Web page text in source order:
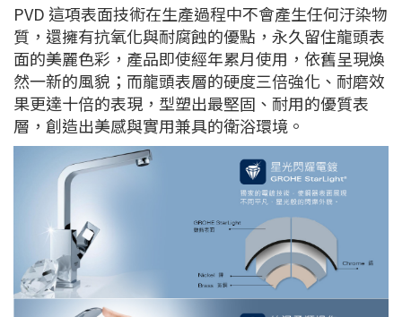
PVD 這項表面技術在生產過程中不會產生任何汙染物
質，還擁有抗氧化與耐腐蝕的優點，永久留住龍頭表
面的美麗色彩，產品即使經年累月使用，依舊呈現煥
然一新的風貌；而龍頭表層的硬度三倍強化、耐磨效
果更達十倍的表現，型塑出最堅固、耐用的優質表
層，創造出美感與實用兼具的衛浴環境。